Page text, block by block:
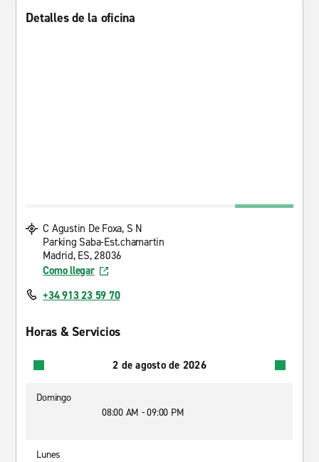
Detalles de la oficina
C Agustin De Foxa, S N
Parking Saba-Est.chamartin
Madrid, ES, 28036
Como llegar
+34 913 23 59 70
Horas & Servicios
2 de agosto de 2026
Domingo
08:00 AM - 09:00 PM
Lunes